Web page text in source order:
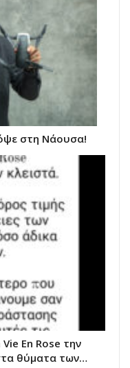
στη Νάουσα!
Εn Rose την
θύματα των…